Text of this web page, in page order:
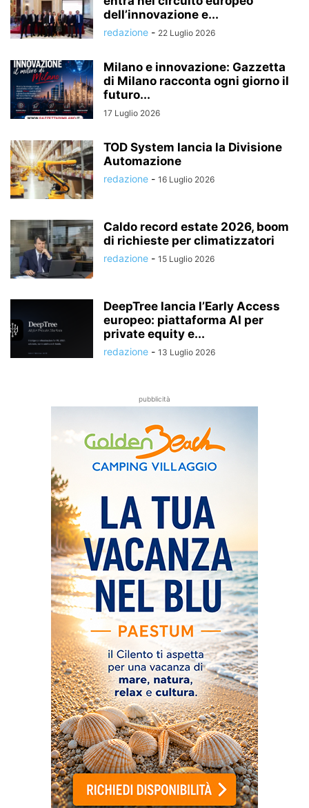
dell’innovazione e...
redazione - 22 Luglio 2026
Milano e innovazione: Gazzetta
di Milano racconta ogni giorno il
futuro...
17 Luglio 2026
TOD System lancia la Divisione
Automazione
redazione - 16 Luglio 2026
Caldo record estate 2026, boom
di richieste per climatizzatori
redazione - 15 Luglio 2026
DeepTree lancia l’Early Access
europeo: piattaforma AI per
private equity e...
redazione - 13 Luglio 2026
pubblicità